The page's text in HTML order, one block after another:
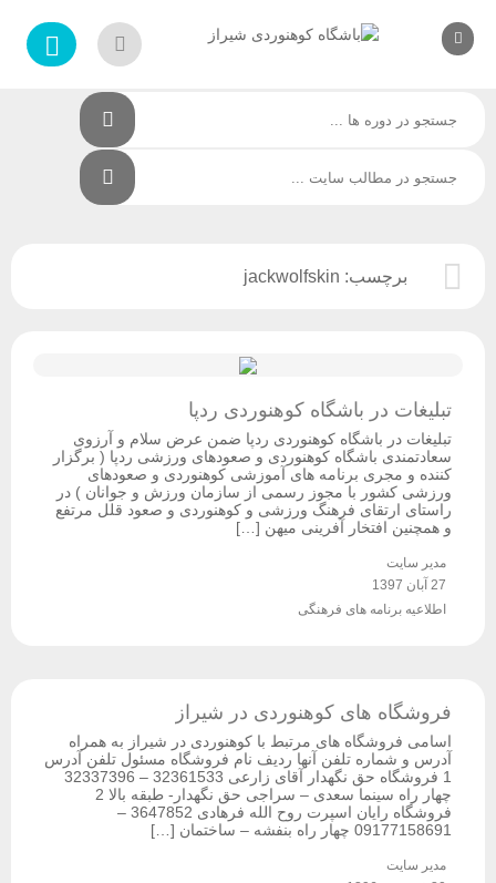
برچسب:jackwolfskin
تبلیغات در باشگاه کوهنوردی ردپا
تبلیغات در باشگاه کوهنوردی ردپا ضمن عرض سلام و آرزوی
سعادتمندی باشگاه کوهنوردی و صعودهای ورزشی ردپا ( برگزار
کننده و مجری برنامه های آموزشی کوهنوردی و صعودهای
ورزشی کشور با مجوز رسمی از سازمان ورزش و جوانان ) در
راستای ارتقای فرهنگ ورزشی و کوهنوردی و صعود قلل مرتفع
و همچنین افتخار آفرینی میهن […]
مدیر سایت
اطلاعیه برنامه های فرهنگی
فروشگاه های کوهنوردی در شیراز
اسامی فروشگاه های مرتبط با کوهنوردی در شیراز به همراه
آدرس و شماره تلفن آنها ردیف نام فروشگاه مسئول تلفن آدرس
1 فروشگاه حق نگهدار آقای زارعی 32361533 – 32337396
چهار راه سینما سعدی – سراجی حق نگهدار- طبقه بالا 2
فروشگاه رایان اسپرت روح الله فرهادی 3647852 –
09177158691 چهار راه بنفشه – ساختمان […]
مدیر سایت